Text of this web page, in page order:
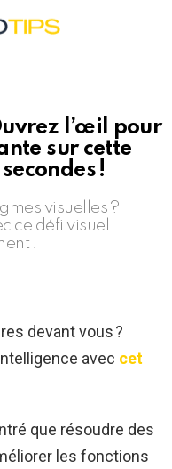
l’œil pour
sur cette
!
visuelles ?
ce défi visuel
!
devant vous ?
avec cet
que résoudre des
les fonctions